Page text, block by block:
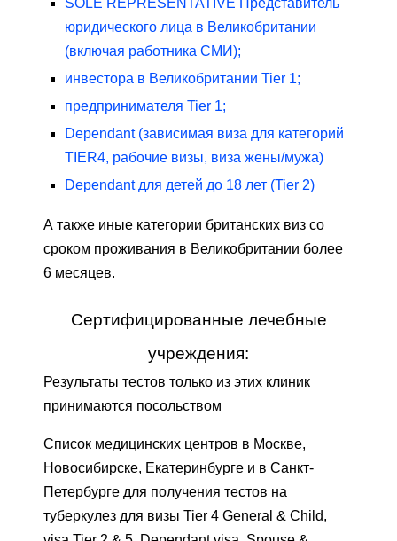
SOLE REPRESENTATIVE Представитель
юридического лица в Великобритании
(включая работника СМИ);
инвестора в Великобритании Tier 1;
предпринимателя Tier 1;
Dependant (зависимая виза для категорий
TIER4, рабочие визы, виза жены/мужа)
Dependant для детей до 18 лет (Tier 2)
А также иные категории британских виз со
сроком проживания в Великобритании более
6 месяцев.
Сертифицированные лечебные
учреждения:
Результаты тестов только из этих клиник
принимаются посольством
Список медицинских центров в Москве,
Новосибирске, Екатеринбурге и в Санкт-
Петербурге для получения тестов на
туберкулез для визы Tier 4 General & Child,